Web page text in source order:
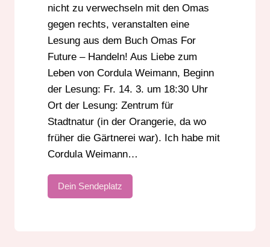
nicht zu verwechseln mit den Omas
gegen rechts, veranstalten eine
Lesung aus dem Buch Omas For
Future – Handeln! Aus Liebe zum
Leben von Cordula Weimann, Beginn
der Lesung: Fr. 14. 3. um 18:30 Uhr
Ort der Lesung: Zentrum für
Stadtnatur (in der Orangerie, da wo
früher die Gärtnerei war). Ich habe mit
Cordula Weimann…
Dein Sendeplatz